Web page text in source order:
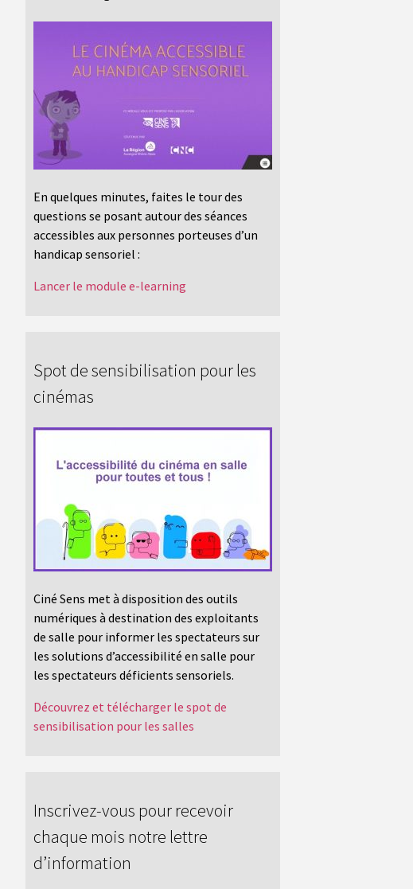
En quelques minutes, faites le tour des
questions se posant autour des séances
accessibles aux personnes porteuses d’un
handicap sensoriel :
Lancer le module e-learning
Spot de sensibilisation pour les
cinémas
Ciné Sens met à disposition des outils
numériques à destination des exploitants
de salle pour informer les spectateurs sur
les solutions d’accessibilité en salle pour
les spectateurs déficients sensoriels.
Découvrez et télécharger le spot de
sensibilisation pour les salles
Inscrivez-vous pour recevoir
chaque mois notre lettre
d’information